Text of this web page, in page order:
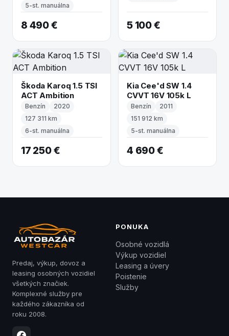
5-st. manuálna
8 490 € 5 100 €
Škoda Karoq 1.5 TSI
ACT Ambition
Benzín
2020
127 311 km
6-st. manuálna
17 250 €
Kia Cee'd SW 1.4
CVVT 16V 105k L
Benzín
2011
151 912 km
5-st. manuálna
4 690 €
Predaj, výkup, dovoz a
leasing osobných vozidiel
všetkých značiek.
Komplexné služby pre
každého zákazníka od
roku 2008.
PONUKA
Osobné vozidlá
Výkup vozidiel
Leasing a úvery
Poistenie
Služby